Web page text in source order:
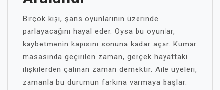
Birçok kişi, şans oyunlarının üzerinde
parlayacağını hayal eder. Oysa bu oyunlar,
kaybetmenin kapısını sonuna kadar açar. Kumar
masasında geçirilen zaman, gerçek hayattaki
ilişkilerden çalınan zaman demektir. Aile üyeleri,
zamanla bu durumun farkına varmaya başlar.